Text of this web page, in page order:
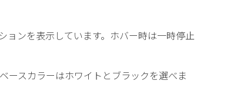
ンを表示しています。ホバー時は一時停止
スカラーはホワイトとブラックを選べま